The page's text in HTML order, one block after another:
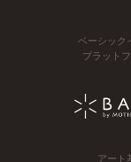
ベーシック
プラット
アート